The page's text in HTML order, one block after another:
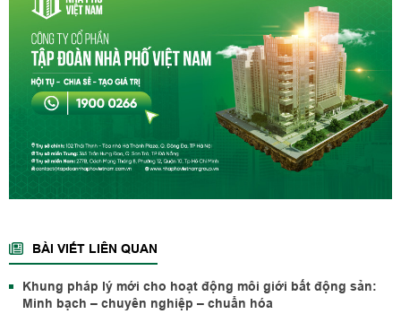
BÀI VIẾT LIÊN QUAN
Khung pháp lý mới cho hoạt động môi giới bất động sản:
Minh bạch – chuyên nghiệp – chuẩn hóa